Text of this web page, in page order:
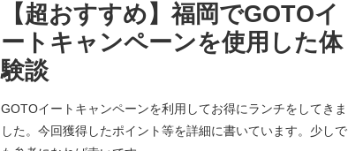
【超おすすめ】福岡でGOTOイ
ートキャンペーンを使用した体
験談
GOTOイートキャンペーンを利用してお得にランチをしてきま
した。今回獲得したポイント等を詳細に書いています。少しで